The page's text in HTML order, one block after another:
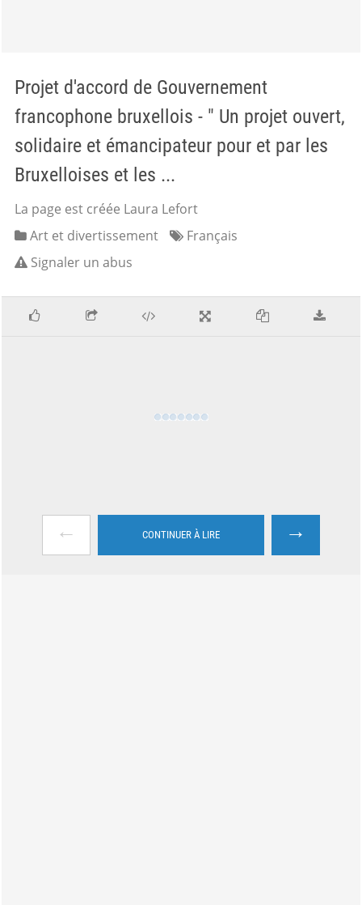
Projet d'accord de Gouvernement
francophone bruxellois - " Un projet ouvert,
solidaire et émancipateur pour et par les
Bruxelloises et les ...
La page est créée Laura Lefort
Art et divertissement
Français
Signaler un abus
← CONTINUER À LIRE →